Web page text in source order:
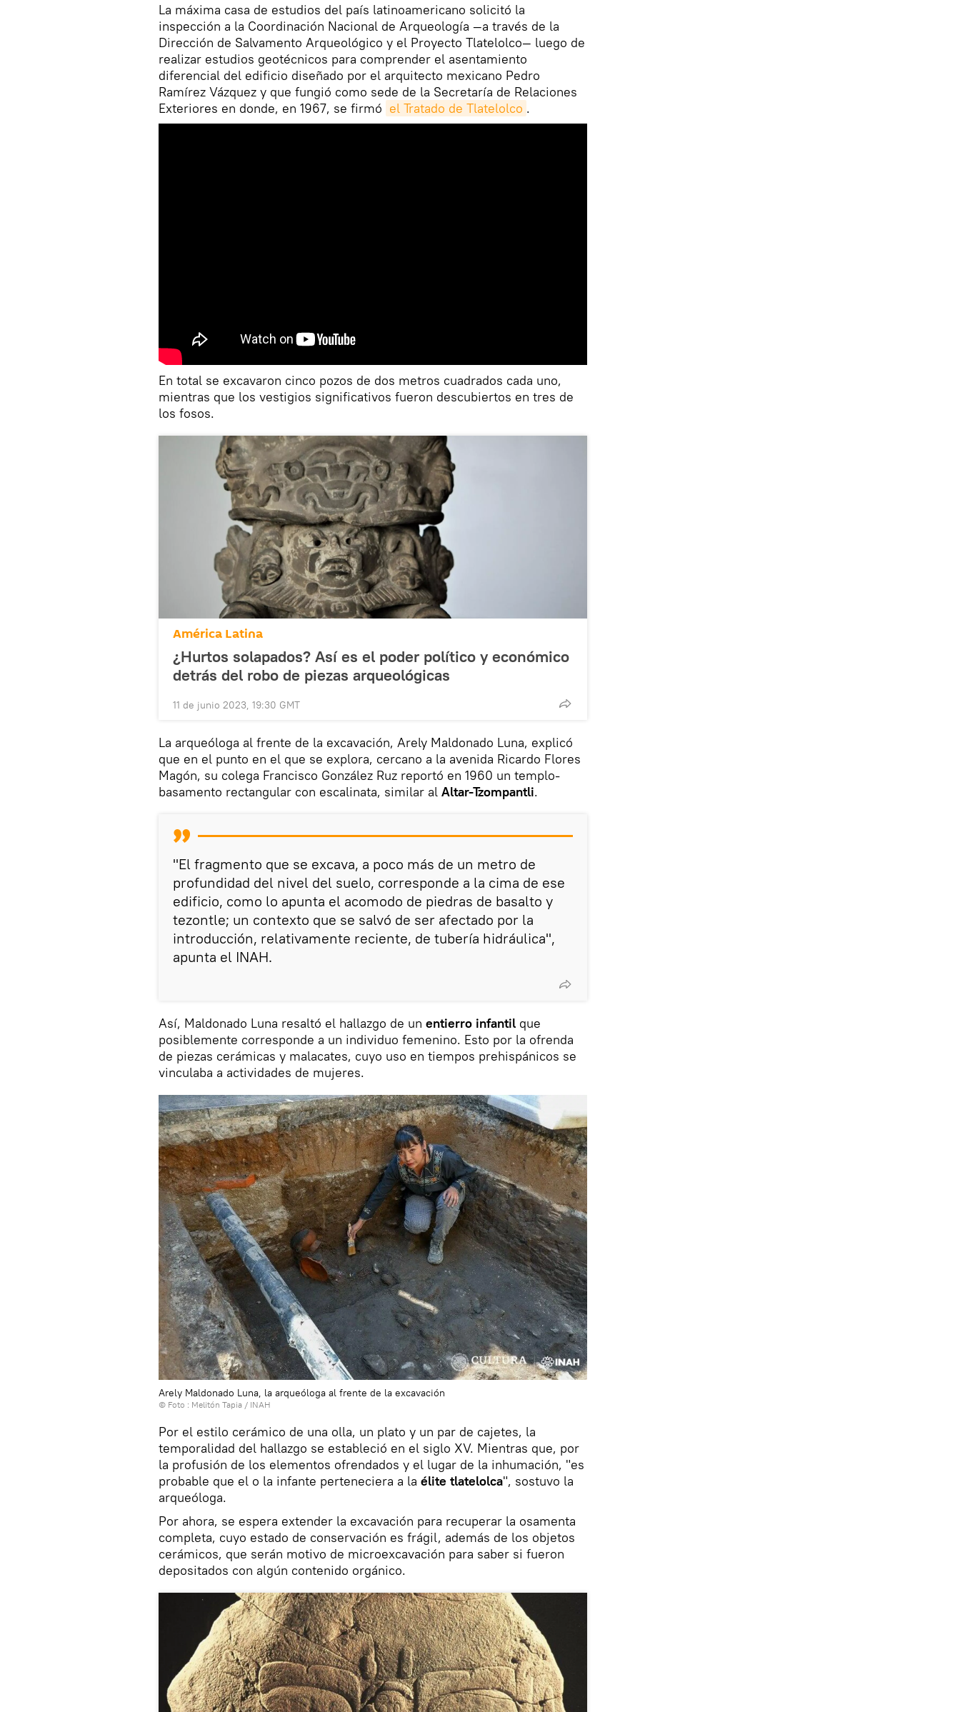
La máxima casa de estudios del país latinoamericano solicitó la
inspección a la Coordinación Nacional de Arqueología —a través de la
Dirección de Salvamento Arqueológico y el Proyecto Tlatelolco— luego de
realizar estudios geotécnicos para comprender el asentamiento
diferencial del edificio diseñado por el arquitecto mexicano Pedro
Ramírez Vázquez y que fungió como sede de la Secretaría de Relaciones
Exteriores en donde, en 1967, se firmó el Tratado de Tlatelolco .
En total se excavaron cinco pozos de dos metros cuadrados cada uno,
mientras que los vestigios significativos fueron descubiertos en tres de
los fosos.
América Latina
¿Hurtos solapados? Así es el poder político y económico
detrás del robo de piezas arqueológicas
11 de junio 2023, 19:30 GMT
La arqueóloga al frente de la excavación, Arely Maldonado Luna, explicó
que en el punto en el que se explora, cercano a la avenida Ricardo Flores
Magón, su colega Francisco González Ruz reportó en 1960 un templo-
basamento rectangular con escalinata, similar al Altar-Tzompantli.
"El fragmento que se excava, a poco más de un metro de
profundidad del nivel del suelo, corresponde a la cima de ese
edificio, como lo apunta el acomodo de piedras de basalto y
tezontle; un contexto que se salvó de ser afectado por la
introducción, relativamente reciente, de tubería hidráulica",
apunta el INAH.
Así, Maldonado Luna resaltó el hallazgo de un entierro infantil que
posiblemente corresponde a un individuo femenino. Esto por la ofrenda
de piezas cerámicas y malacates, cuyo uso en tiempos prehispánicos se
vinculaba a actividades de mujeres.
Arely Maldonado Luna, la arqueóloga al frente de la excavación
© Foto : Melitón Tapia / INAH
Por el estilo cerámico de una olla, un plato y un par de cajetes, la
temporalidad del hallazgo se estableció en el siglo XV. Mientras que, por
la profusión de los elementos ofrendados y el lugar de la inhumación, "es
probable que el o la infante perteneciera a la élite tlatelolca", sostuvo la
arqueóloga.
Por ahora, se espera extender la excavación para recuperar la osamenta
completa, cuyo estado de conservación es frágil, además de los objetos
cerámicos, que serán motivo de microexcavación para saber si fueron
depositados con algún contenido orgánico.